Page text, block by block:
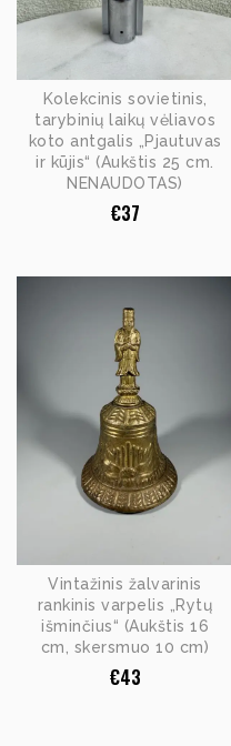
Kolekcinis sovietinis,
tarybinių laikų vėliavos
koto antgalis „Pjautuvas
ir kūjis“ (Aukštis 25 cm.
NENAUDOTAS)
€37
Vintažinis žalvarinis
rankinis varpelis „Rytų
išminčius“ (Aukštis 16
cm, skersmuo 10 cm)
€43